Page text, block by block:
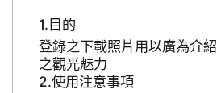
目的
登錄之下載照片用以廣為介
之觀光魅力
使用注意事項